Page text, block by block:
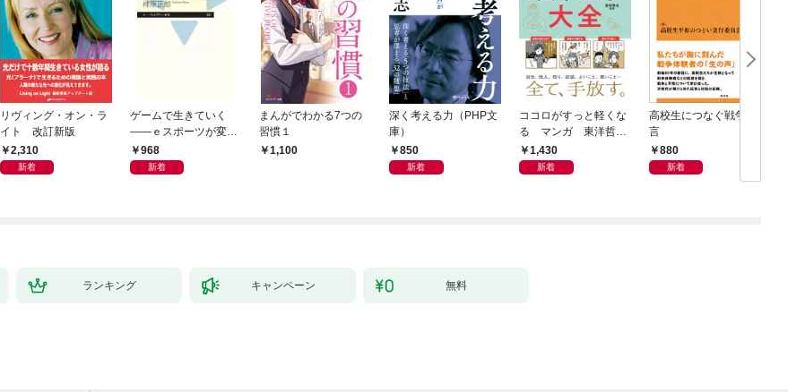
リヴィング・オン・ラ
イト 改訂新版
2,310
新着
ゲームで生きていく
――ｅスポーツが変え
る教育とキャリア
968
新着
まんがでわかる7つの
習慣１
1,100
深く考える力（PHP文
庫）
850
新着
ココロがすっと軽くな
る マンガ 東洋哲学
大全1,430
新着
高校生につなぐ戦争証
言
880
新着
ランキング キャンペーン 無料